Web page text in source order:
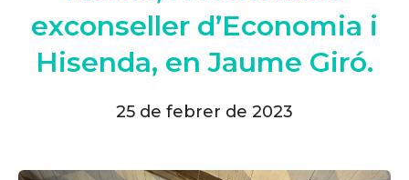
exconseller d’Economia i
Hisenda, en Jaume Giró.
25 de febrer de 2023